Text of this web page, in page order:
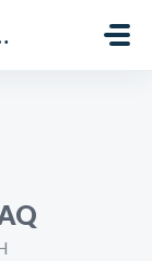
Centre